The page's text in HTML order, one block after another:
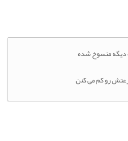
دیگه منسوخ شده
رو کم می کنن